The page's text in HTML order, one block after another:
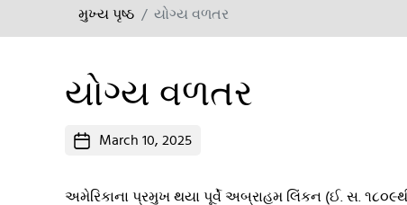
મુખ્ય પૃષ્ઠ યોગ્ય વળતર
યોગ્ય વળતર
PostMarch 10, 2025
અમેરિકાના પ્રમુખ થયા પૂર્વે અબ્રાહમ લિંકન (ઈ. સ.